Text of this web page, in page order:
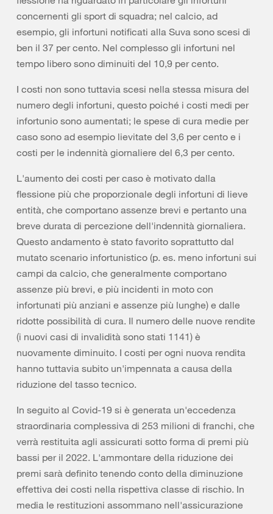
concernenti gli sport di squadra; nel calcio, ad
esempio, gli infortuni notificati alla Suva sono scesi di
ben il 37 per cento. Nel complesso gli infortuni nel
tempo libero sono diminuiti del 10,9 per cento.
I costi non sono tuttavia scesi nella stessa misura del
numero degli infortuni, questo poiché i costi medi per
infortunio sono aumentati; le spese di cura medie per
caso sono ad esempio lievitate del 3,6 per cento e i
costi per le indennità giornaliere del 6,3 per cento.
L'aumento dei costi per caso è motivato dalla
flessione più che proporzionale degli infortuni di lieve
entità, che comportano assenze brevi e pertanto una
breve durata di percezione dell'indennità giornaliera.
Questo andamento è stato favorito soprattutto dal
mutato scenario infortunistico (p. es. meno infortuni sui
campi da calcio, che generalmente comportano
assenze più brevi, e più incidenti in moto con
infortunati più anziani e assenze più lunghe) e dalle
ridotte possibilità di cura. Il numero delle nuove rendite
(i nuovi casi di invalidità sono stati 1141) è
nuovamente diminuito. I costi per ogni nuova rendita
hanno tuttavia subito un'impennata a causa della
riduzione del tasso tecnico.
In seguito al Covid-19 si è generata un'eccedenza
straordinaria complessiva di 253 milioni di franchi, che
verrà restituita agli assicurati sotto forma di premi più
bassi per il 2022. L'ammontare della riduzione dei
premi sarà definito tenendo conto della diminuzione
effettiva dei costi nella rispettiva classe di rischio. In
media le restituzioni assommano nell'assicurazione